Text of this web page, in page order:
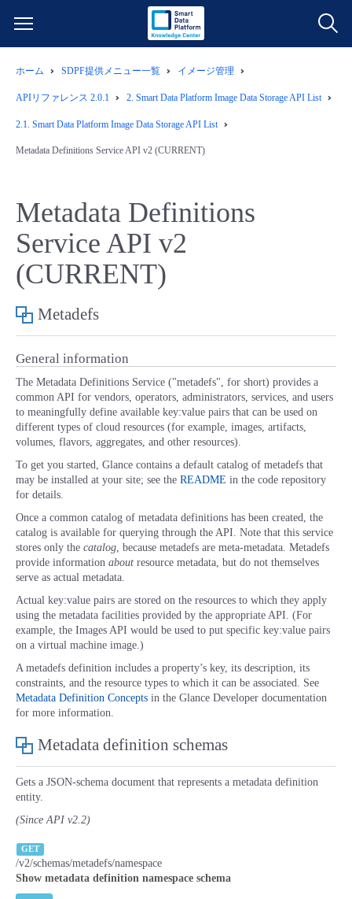
サービス一覧
データ利活用
ネットワーク
管理機能
すべてのメニューを見る
よくある質問
クラウド/サーバー
サポート
管理機能
すべてのメニューを見る
料金シミュレーター
IoT
モニタリング/監査
サポート
すべてのメニューを見る
ご利用開始ガイド
■ セットアップガイド
- 新規お申し込み方法
- 初期設定・確認
- ユーザー機能の管理
- 登録情報の管理
- APIリファレンス
■ 基本構築ガイド
- クラウド / サーバー
- Flexible Remote Access
- vUTM2
ユースケース
- データと分析
- IoT
- マルチクラウド利用
- リモートワーク
- ITインフラストラクチャー
- その他
故障/メンテナンス情報
故障/メンテナンス履歴
メンテナンス予定
定期メンテナンス
パートナー
販売パートナー向けプログラム
協業パートナー
トレーニング/操作動画
脱炭素化
ホーム SDPF提供メニュー一覧 イメージ管理
APIリファレンス 2.0.1 2. Smart Data Platform Image Data Storage API List
2.1. Smart Data Platform Image Data Storage API List
Metadata Definitions Service API v2 (CURRENT)
Metadata Definitions
Service API v2
(CURRENT)
Metadefs
General information
The Metadata Definitions Service ("metadefs", for short) provides a
common API for vendors, operators, administrators, services, and users
to meaningfully define available key:value pairs that can be used on
different types of cloud resources (for example, images, artifacts,
volumes, flavors, aggregates, and other resources).
To get you started, Glance contains a default catalog of metadefs that
may be installed at your site; see the README in the code repository
for details.
Once a common catalog of metadata definitions has been created, the
catalog is available for querying through the API. Note that this service
stores only the catalog, because metadefs are meta-metadata. Metadefs
provide information about resource metadata, but do not themselves
serve as actual metadata.
Actual key:value pairs are stored on the resources to which they apply
using the metadata facilities provided by the appropriate API. (For
example, the Images API would be used to put specific key:value pairs
on a virtual machine image.)
A metadefs definition includes a property’s key, its description, its
constraints, and the resource types to which it can be associated. See
Metadata Definition Concepts in the Glance Developer documentation
for more information.
Metadata definition schemas
Gets a JSON-schema document that represents a metadata definition
entity.
(Since API v2.2)
GET
/v2/schemas/metadefs/namespace
Show metadata definition namespace schema